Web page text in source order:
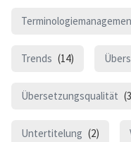
Trends (14)
Übersetzungsqualität
Untertitelung (2)